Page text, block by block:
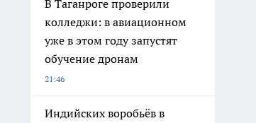
В Таганроге проверили
колледжи: в авиационном
уже в этом году запустят
обучение дронам
21:46
Индийских воробьёв в